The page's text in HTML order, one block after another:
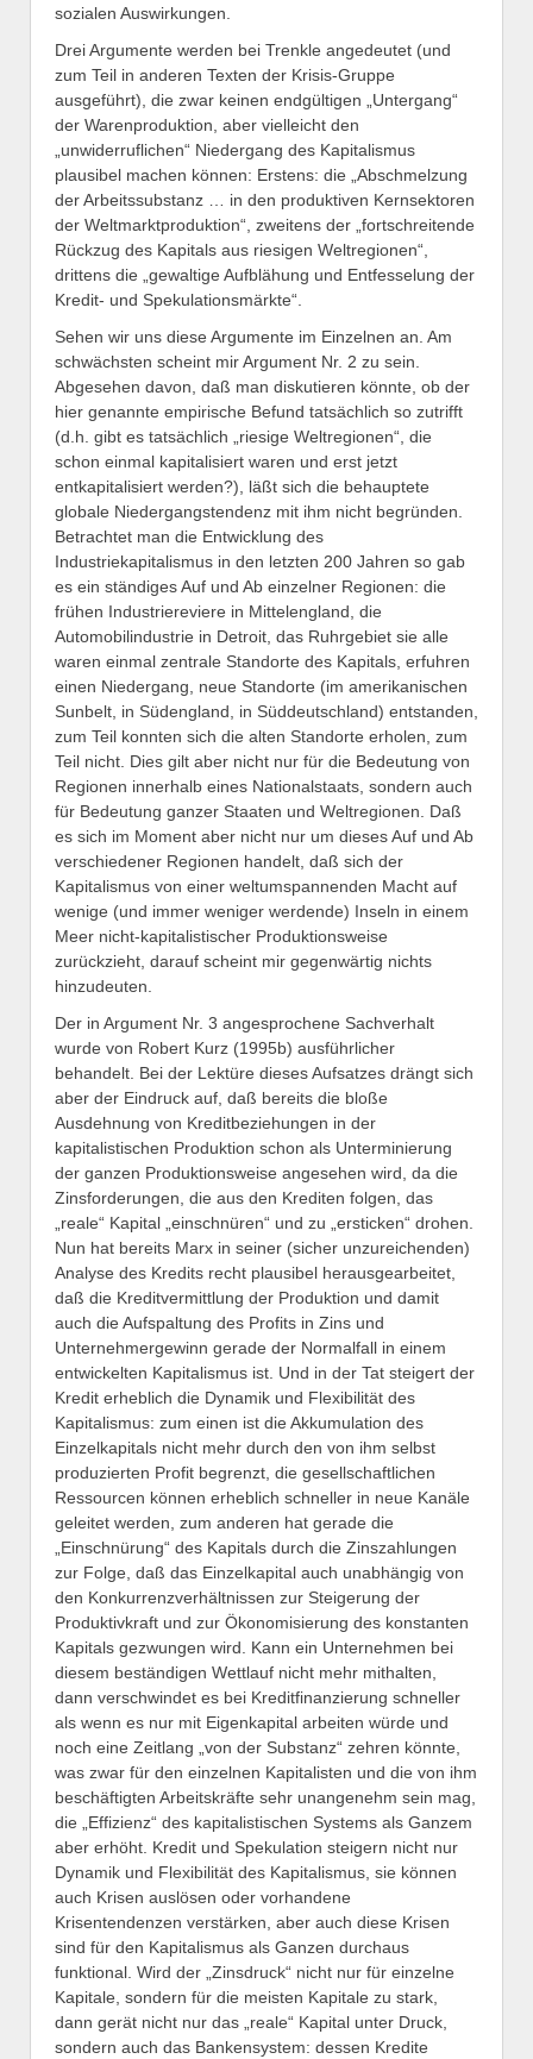
sozialen Auswirkungen.
Drei Argumente werden bei Trenkle angedeutet (und
zum Teil in anderen Texten der Krisis-Gruppe
ausgeführt), die zwar keinen endgültigen „Untergang“
der Warenproduktion, aber vielleicht den
„unwiderruflichen“ Niedergang des Kapitalismus
plausibel machen können: Erstens: die „Abschmelzung
der Arbeitssubstanz … in den produktiven Kernsektoren
der Weltmarktproduktion“, zweitens der „fortschreitende
Rückzug des Kapitals aus riesigen Weltregionen“,
drittens die „gewaltige Aufblähung und Entfesselung der
Kredit- und Spekulationsmärkte“.
Sehen wir uns diese Argumente im Einzelnen an. Am
schwächsten scheint mir Argument Nr. 2 zu sein.
Abgesehen davon, daß man diskutieren könnte, ob der
hier genannte empirische Befund tatsächlich so zutrifft
(d.h. gibt es tatsächlich „riesige Weltregionen“, die
schon einmal kapitalisiert waren und erst jetzt
entkapitalisiert werden?), läßt sich die behauptete
globale Niedergangstendenz mit ihm nicht begründen.
Betrachtet man die Entwicklung des
Industriekapitalismus in den letzten 200 Jahren so gab
es ein ständiges Auf und Ab einzelner Regionen: die
frühen Industriereviere in Mittelengland, die
Automobilindustrie in Detroit, das Ruhrgebiet sie alle
waren einmal zentrale Standorte des Kapitals, erfuhren
einen Niedergang, neue Standorte (im amerikanischen
Sunbelt, in Südengland, in Süddeutschland) entstanden,
zum Teil konnten sich die alten Standorte erholen, zum
Teil nicht. Dies gilt aber nicht nur für die Bedeutung von
Regionen innerhalb eines Nationalstaats, sondern auch
für Bedeutung ganzer Staaten und Weltregionen. Daß
es sich im Moment aber nicht nur um dieses Auf und Ab
verschiedener Regionen handelt, daß sich der
Kapitalismus von einer weltumspannenden Macht auf
wenige (und immer weniger werdende) Inseln in einem
Meer nicht-kapitalistischer Produktionsweise
zurückzieht, darauf scheint mir gegenwärtig nichts
hinzudeuten.
Der in Argument Nr. 3 angesprochene Sachverhalt
wurde von Robert Kurz (1995b) ausführlicher
behandelt. Bei der Lektüre dieses Aufsatzes drängt sich
aber der Eindruck auf, daß bereits die bloße
Ausdehnung von Kreditbeziehungen in der
kapitalistischen Produktion schon als Unterminierung
der ganzen Produktionsweise angesehen wird, da die
Zinsforderungen, die aus den Krediten folgen, das
„reale“ Kapital „einschnüren“ und zu „ersticken“ drohen.
Nun hat bereits Marx in seiner (sicher unzureichenden)
Analyse des Kredits recht plausibel herausgearbeitet,
daß die Kreditvermittlung der Produktion und damit
auch die Aufspaltung des Profits in Zins und
Unternehmergewinn gerade der Normalfall in einem
entwickelten Kapitalismus ist. Und in der Tat steigert der
Kredit erheblich die Dynamik und Flexibilität des
Kapitalismus: zum einen ist die Akkumulation des
Einzelkapitals nicht mehr durch den von ihm selbst
produzierten Profit begrenzt, die gesellschaftlichen
Ressourcen können erheblich schneller in neue Kanäle
geleitet werden, zum anderen hat gerade die
„Einschnürung“ des Kapitals durch die Zinszahlungen
zur Folge, daß das Einzelkapital auch unabhängig von
den Konkurrenzverhältnissen zur Steigerung der
Produktivkraft und zur Ökonomisierung des konstanten
Kapitals gezwungen wird. Kann ein Unternehmen bei
diesem beständigen Wettlauf nicht mehr mithalten,
dann verschwindet es bei Kreditfinanzierung schneller
als wenn es nur mit Eigenkapital arbeiten würde und
noch eine Zeitlang „von der Substanz“ zehren könnte,
was zwar für den einzelnen Kapitalisten und die von ihm
beschäftigten Arbeitskräfte sehr unangenehm sein mag,
die „Effizienz“ des kapitalistischen Systems als Ganzem
aber erhöht. Kredit und Spekulation steigern nicht nur
Dynamik und Flexibilität des Kapitalismus, sie können
auch Krisen auslösen oder vorhandene
Krisentendenzen verstärken, aber auch diese Krisen
sind für den Kapitalismus als Ganzen durchaus
funktional. Wird der „Zinsdruck“ nicht nur für einzelne
Kapitale, sondern für die meisten Kapitale zu stark,
dann gerät nicht nur das „reale“ Kapital unter Druck,
sondern auch das Bankensystem: dessen Kredite